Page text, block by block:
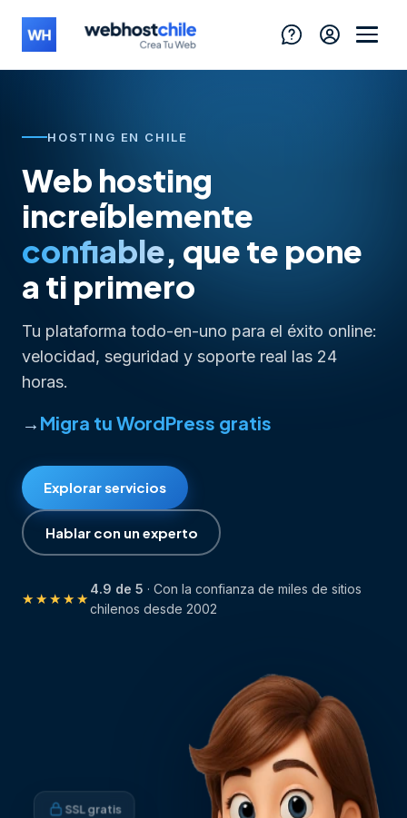
HOSTING EN CHILE
Web hosting
increíblemente
confiable, que te pone
a ti primero
Tu plataforma todo-en-uno para el éxito online:
velocidad, seguridad y soporte real las 24
horas.
Lanza tu sitio web
Vende online con tu tienda
Migra tu WordPress gratis
Registra tu dominio .cl
Lanza tu sitio web
Explorar servicios
Hablar con un experto
★★★★★
4.9 de 5 · Con la confianza de miles de sitios
chilenos desde 2002